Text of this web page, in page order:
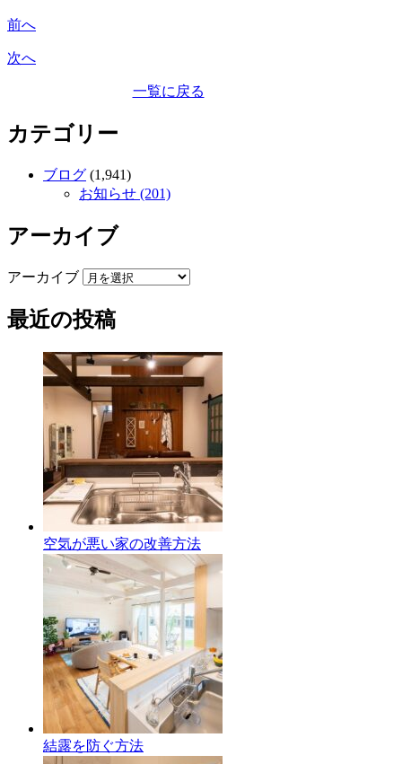
前へ
次へ
一覧に戻る
カテゴリー
ブログ (1,941)
お知らせ (201)
アーカイブ
アーカイブ
最近の投稿
空気が悪い家の改善方法
結露を防ぐ方法